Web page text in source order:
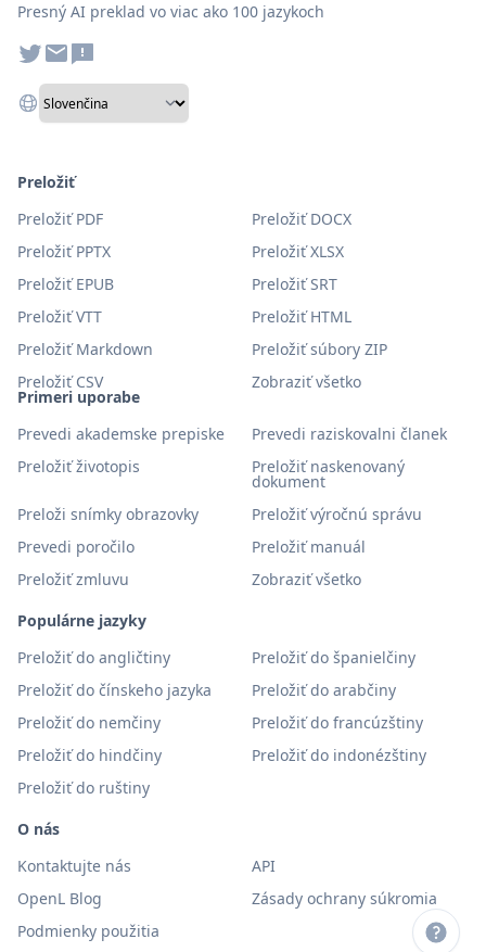
Presný AI preklad vo viac ako 100 jazykoch
Primeri uporabe
Prevedi akademske prepiske
Prevedi raziskovalni članek
Preložiť životopis
Preložiť naskenovaný
dokument
Preloži snímky obrazovky
Preložiť výročnú správu
Prevedi poročilo
Preložiť manuál
Preložiť zmluvu
Zobraziť všetko
Populárne jazyky
Preložiť do angličtiny
Preložiť do španielčiny
Preložiť do čínskeho jazyka
Preložiť do arabčiny
Preložiť do nemčiny
Preložiť do francúzštiny
Preložiť do hindčiny
Preložiť do indonézštiny
Preložiť do ruštiny
Preložiť
Preložiť PDF
Preložiť DOCX
Preložiť PPTX
Preložiť XLSX
Preložiť EPUB
Preložiť SRT
Preložiť VTT
Preložiť HTML
Preložiť Markdown
Preložiť súbory ZIP
Preložiť CSV
Zobraziť všetko
O nás
Kontaktujte nás
API
OpenL Blog
Zásady ochrany súkromia
Podmienky použitia